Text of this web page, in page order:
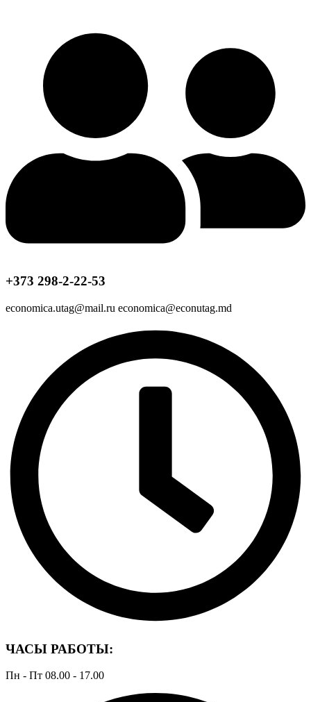
+373 298-2-22-53
economica.utag@mail.ru economica@econutag.md
ЧАСЫ РАБОТЫ:
Пн - Пт 08.00 - 17.00